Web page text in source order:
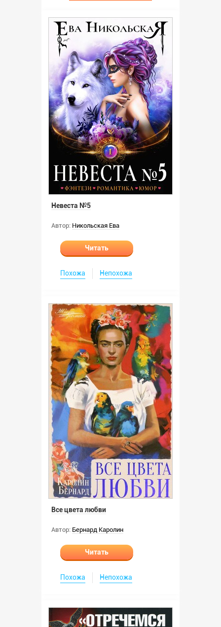
Невеста №5
Автор: Никольская Ева
Читать
Похожа Непохожа
Все цвета любви
Автор: Бернард Каролин
Читать
Похожа Непохожа